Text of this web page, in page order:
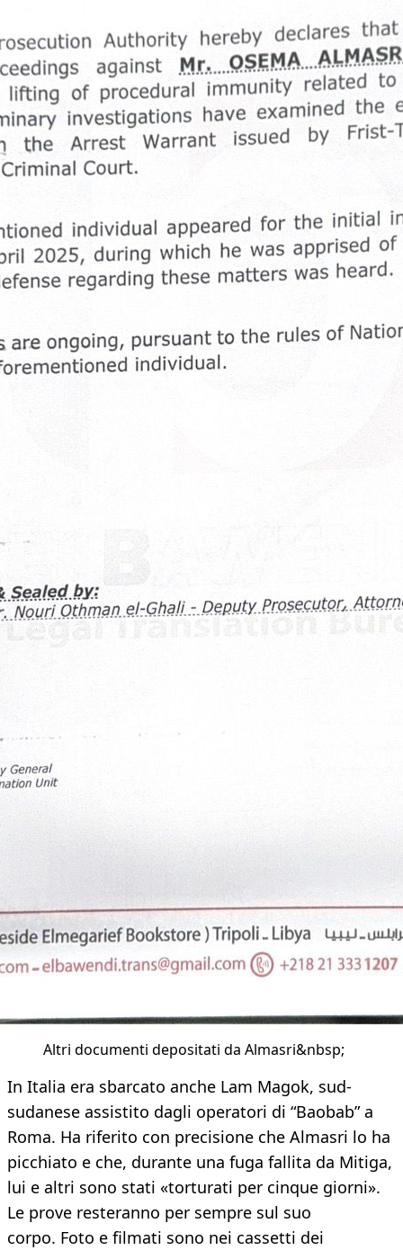
Altri documenti depositati da Almasri&nbsp;
In Italia era sbarcato anche Lam Magok, sud-
sudanese assistito dagli operatori di “Baobab” a
Roma. Ha riferito con precisione che Almasri lo ha
picchiato e che, durante una fuga fallita da Mitiga,
lui e altri sono stati «torturati per cinque giorni».
Le prove resteranno per sempre sul suo
corpo. Foto e filmati sono nei cassetti dei